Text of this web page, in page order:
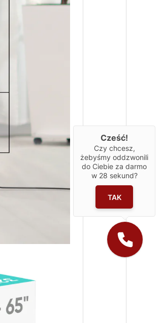
Cześć!
Czy chcesz,
żebyśmy oddzwonili
do Ciebie za darmo
w 28 sekund?
TAK